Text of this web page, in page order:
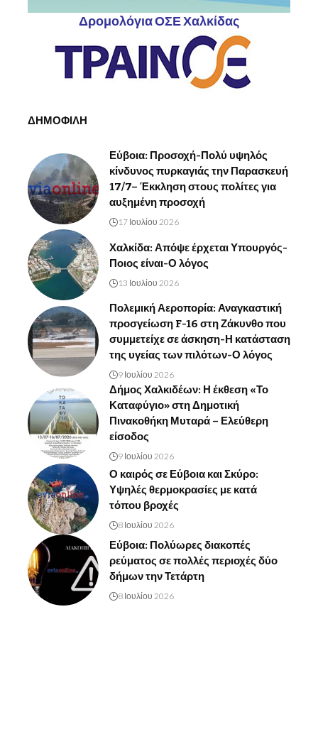
Δρομολόγια ΟΣΕ Χαλκίδας
ΔΗΜΟΦΙΛΗ
Εύβοια: Προσοχή-Πολύ υψηλός
κίνδυνος πυρκαγιάς την Παρασκευή
17/7– Έκκληση στους πολίτες για
αυξημένη προσοχή
17 Ιουλίου 2026
Χαλκίδα: Απόψε έρχεται Υπουργός-
Ποιος είναι-Ο λόγος
13 Ιουλίου 2026
Πολεμική Αεροπορία: Αναγκαστική
προσγείωση F-16 στη Ζάκυνθο που
συμμετείχε σε άσκηση-Η κατάσταση
της υγείας των πιλότων-Ο λόγος
9 Ιουλίου 2026
Δήμος Χαλκιδέων: Η έκθεση «Το
Καταφύγιο» στη Δημοτική
Πινακοθήκη Μυταρά – Ελεύθερη
είσοδος
9 Ιουλίου 2026
Ο καιρός σε Εύβοια και Σκύρο:
Υψηλές θερμοκρασίες με κατά
τόπου βροχές
8 Ιουλίου 2026
Εύβοια: Πολύωρες διακοπές
ρεύματος σε πολλές περιοχές δύο
δήμων την Τετάρτη
8 Ιουλίου 2026